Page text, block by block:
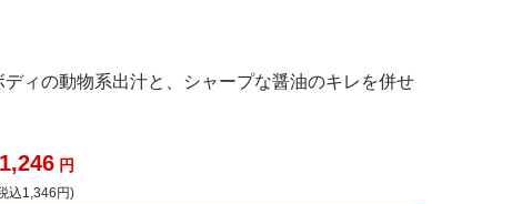
ィの動物系出汁と、シャープな醤油のキレを併せ
1,246 円
込1,346円)